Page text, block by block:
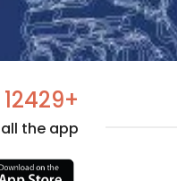
+12429 Restaurants
the app.